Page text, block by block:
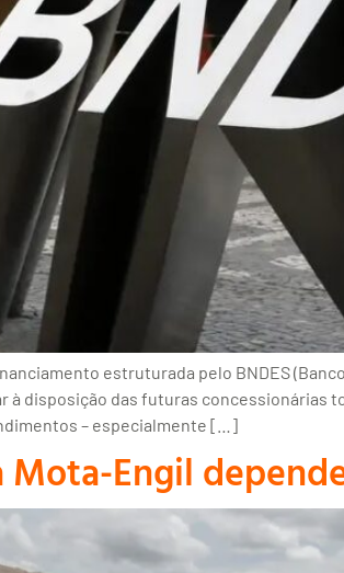
estruturada pelo BNDES
à disposição das futuras
– especialmente […]
Mota-Engil